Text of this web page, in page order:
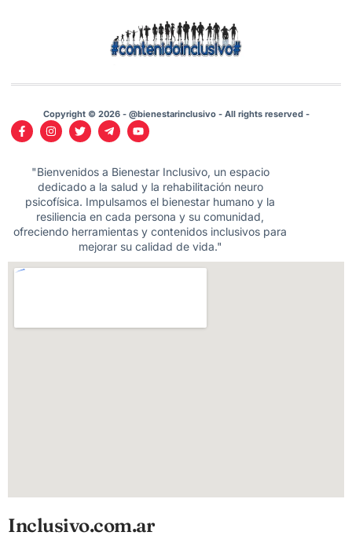
Copyright © 2026 - @bienestarinclusivo - All rights reserved -
"Bienvenidos a Bienestar Inclusivo, un espacio
dedicado a la salud y la rehabilitación neuro
psicofísica. Impulsamos el bienestar humano y la
resiliencia en cada persona y su comunidad,
ofreciendo herramientas y contenidos inclusivos para
mejorar su calidad de vida."
Inclusivo.com.ar